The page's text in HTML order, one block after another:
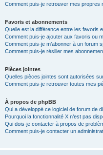
Comment puis-je retrouver mes propres
Favoris et abonnements
Quelle est la différence entre les favoris
Comment puis-je ajouter aux favoris ou
Comment puis-je m’abonner à un forum
Comment puis-je résilier mes
Pièces jointes
Quelles pièces jointes sont autorisées
Comment puis-je retrouver toutes mes
À propos de phpBB
Qui a développé ce logiciel de forum de
Pourquoi la fonctionnalité X n’est pas
Qui dois-je contacter à propos de
Comment puis-je contacter un